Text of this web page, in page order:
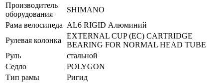
Производитель
оборудования
SHIMANO
Рама велосипеда AL6 RIGID Алюминий
Рулевая колонка
EXTERNAL CUP (EC) CARTRIDGE
BEARING FOR NORMAL HEAD TUBE
Руль
стальной
Седло
POLYGON
Тип рамы
Ригид